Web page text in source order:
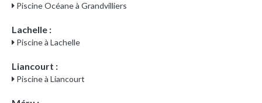
Piscine Océane à Grandvilliers
Lachelle :
Piscine à Lachelle
Liancourt :
Piscine à Liancourt